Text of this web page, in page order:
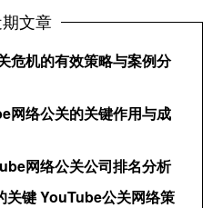
文章
危机的有效策略与案例分
网络公关的关键作用与成
网络公关公司排名分析
关键 YouTube公关网络策